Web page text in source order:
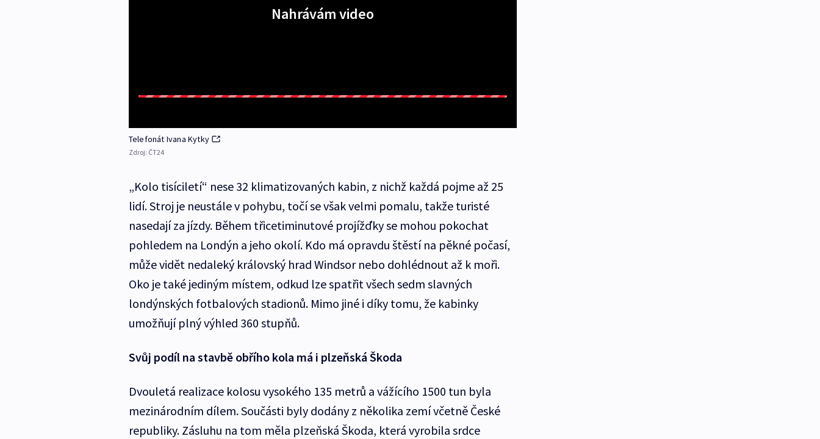
Nahrávám video
Telefonát Ivana Kytky
Zdroj: ČT24
„Kolo tisíciletí“ nese 32 klimatizovaných kabin, z nichž každá pojme až 25
lidí. Stroj je neustále v pohybu, točí se však velmi pomalu, takže turisté
nasedají za jízdy. Během třicetiminutové projížďky se mohou pokochat
pohledem na Londýn a jeho okolí. Kdo má opravdu štěstí na pěkné počasí,
může vidět nedaleký královský hrad Windsor nebo dohlédnout až k moři.
Oko je také jediným místem, odkud lze spatřit všech sedm slavných
londýnských fotbalových stadionů. Mimo jiné i díky tomu, že kabinky
umožňují plný výhled 360 stupňů.
Svůj podíl na stavbě obřího kola má i plzeňská Škoda
Dvouletá realizace kolosu vysokého 135 metrů a vážícího 1500 tun byla
mezinárodním dílem. Součásti byly dodány z několika zemí včetně České
republiky. Zásluhu na tom měla plzeňská Škoda, která vyrobila srdce